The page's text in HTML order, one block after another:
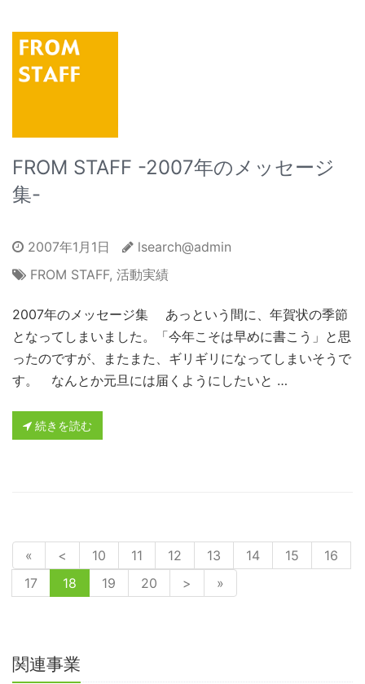
FROM STAFF -2007年のメッセージ
集-
2007年1月1日
lsearch@admin
FROM STAFF, 活動実績
2007年のメッセージ集 あっという間に、年賀状の季節
となってしまいました。「今年こそは早めに書こう」と思
ったのですが、またまた、ギリギリになってしまいそうで
す。 なんとか元旦には届くようにしたいと …
続きを読む
« < 10 11 12 13 14 15
16
17
18 19 20 > »
関連事業